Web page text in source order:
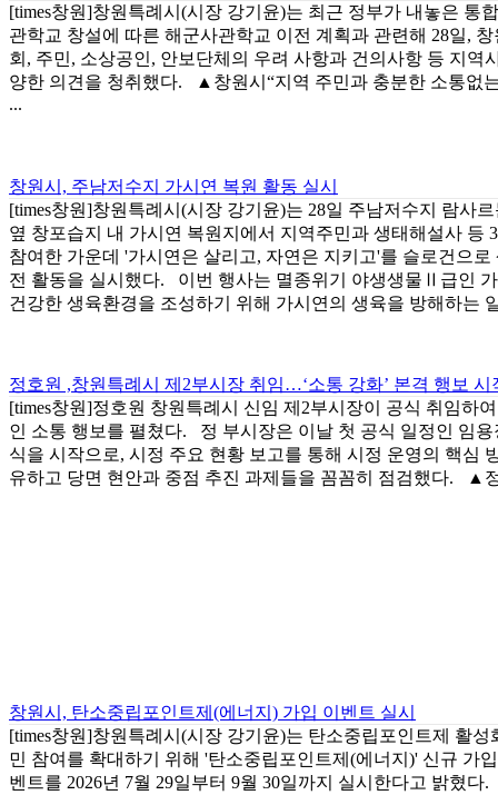
[times창원]창원특례시(시장 강기윤)는 최근 정부가 내놓은 통
관학교 창설에 따른 해군사관학교 이전 계획과 관련해 28일,
회, 주민, 소상공인, 안보단체의 우려 사항과 건의사항 등 지역
양한 의견을 청취했다. ▲창원시“지역 주민과 충분한 소통없
...
창원시, 주남저수지 가시연 복원 활동 실시
[times창원]창원특례시(시장 강기윤)는 28일 주남저수지 람사
옆 창포습지 내 가시연 복원지에서 지역주민과 생태해설사 등
참여한 가운데 '가시연은 살리고, 자연은 지키고'​를 슬로건으로
전 활동을 실시했다. 이번 행사는 멸종위기 야생생물Ⅱ급인
건강한 생육환경을 조성하기 위해 가시연의 생육을 방해하는
정호원 ,창원특례시 제2부시장 취임…‘소통 강화’ 본격 행보 시
[times창원]정호원 창원특례시 신임 제2부시장이 공식 취임하
인 소통 행보를 펼쳤다. 정 부시장은 이날 첫 공식 일정인 임용
식을 시작으로, 시정 주요 현황 보고를 통해 시정 운영의 핵심
유하고 당면 현안과 중점 추진 과제들을 꼼꼼히 점검했다. ▲
창원시, 탄소중립포인트제(에너지) 가입 이벤트 실시
[times창원]창원특례시(시장 강기윤)는 탄소중립포인트제 활성
민 참여를 확대하기 위해 '탄소중립포인트제(에너지)' 신규 가
벤트를 2026년 7월 29일부터 9월 30일까지 실시한다고 밝혔다